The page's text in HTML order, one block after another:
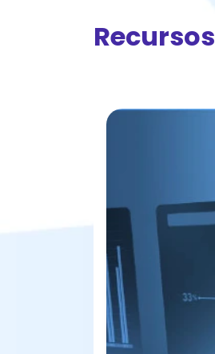
Recursos